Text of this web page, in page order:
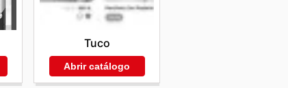
Tuco
Abrir catálogo